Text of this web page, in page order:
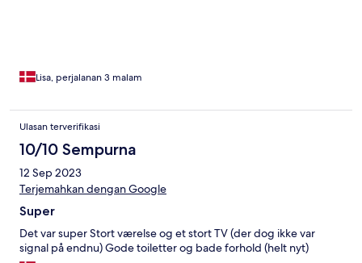
Lisa, perjalanan 3 malam
Ulasan terverifikasi
10/10 Sempurna
12 Sep 2023
Terjemahkan dengan Google
Super
Det var super Stort værelse og et stort TV (der dog ikke var
signal på endnu) Gode toiletter og bade forhold (helt nyt)